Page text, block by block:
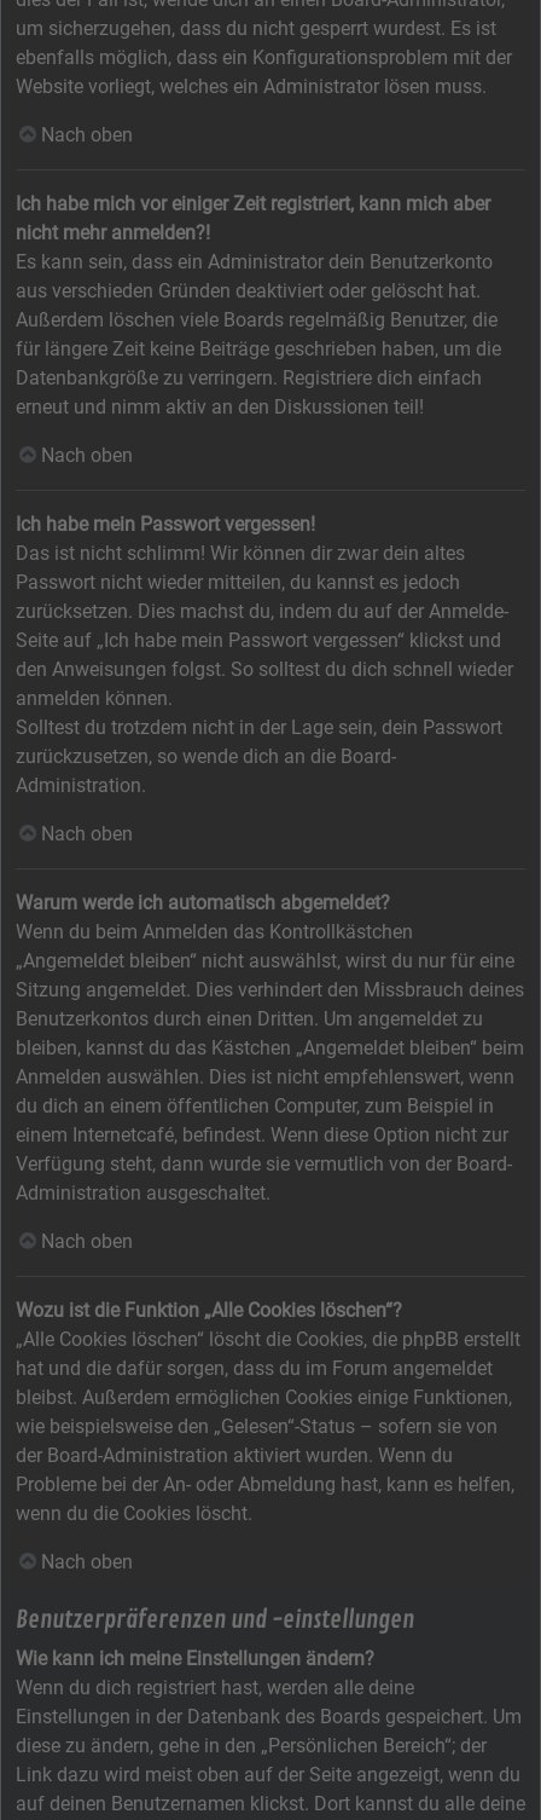
um sicherzugehen, dass du nicht gesperrt wurdest. Es ist
ebenfalls möglich, dass ein Konfigurationsproblem mit der
Website vorliegt, welches ein Administrator lösen muss.
Nach oben
Ich habe mich vor einiger Zeit registriert, kann mich aber
nicht mehr anmelden?!
Es kann sein, dass ein Administrator dein Benutzerkonto
aus verschieden Gründen deaktiviert oder gelöscht hat.
Außerdem löschen viele Boards regelmäßig Benutzer, die
für längere Zeit keine Beiträge geschrieben haben, um die
Datenbankgröße zu verringern. Registriere dich einfach
erneut und nimm aktiv an den Diskussionen teil!
Nach oben
Ich habe mein Passwort vergessen!
Das ist nicht schlimm! Wir können dir zwar dein altes
Passwort nicht wieder mitteilen, du kannst es jedoch
zurücksetzen. Dies machst du, indem du auf der Anmelde-
Seite auf „Ich habe mein Passwort vergessen“ klickst und
den Anweisungen folgst. So solltest du dich schnell wieder
anmelden können.
Solltest du trotzdem nicht in der Lage sein, dein Passwort
zurückzusetzen, so wende dich an die Board-
Administration.
Nach oben
Warum werde ich automatisch abgemeldet?
Wenn du beim Anmelden das Kontrollkästchen
„Angemeldet bleiben“ nicht auswählst, wirst du nur für eine
Sitzung angemeldet. Dies verhindert den Missbrauch deines
Benutzerkontos durch einen Dritten. Um angemeldet zu
bleiben, kannst du das Kästchen „Angemeldet bleiben“ beim
Anmelden auswählen. Dies ist nicht empfehlenswert, wenn
du dich an einem öffentlichen Computer, zum Beispiel in
einem Internetcafé, befindest. Wenn diese Option nicht zur
Verfügung steht, dann wurde sie vermutlich von der Board-
Administration ausgeschaltet.
Nach oben
Wozu ist die Funktion „Alle Cookies löschen“?
„Alle Cookies löschen“ löscht die Cookies, die phpBB erstellt
hat und die dafür sorgen, dass du im Forum angemeldet
bleibst. Außerdem ermöglichen Cookies einige Funktionen,
wie beispielsweise den „Gelesen“-Status – sofern sie von
der Board-Administration aktiviert wurden. Wenn du
Probleme bei der An- oder Abmeldung hast, kann es helfen,
wenn du die Cookies löscht.
Nach oben
Benutzerpräferenzen und -einstellungen
Wie kann ich meine Einstellungen ändern?
Wenn du dich registriert hast, werden alle deine
Einstellungen in der Datenbank des Boards gespeichert. Um
diese zu ändern, gehe in den „Persönlichen Bereich“; der
Link dazu wird meist oben auf der Seite angezeigt, wenn du
auf deinen Benutzernamen klickst. Dort kannst du alle deine